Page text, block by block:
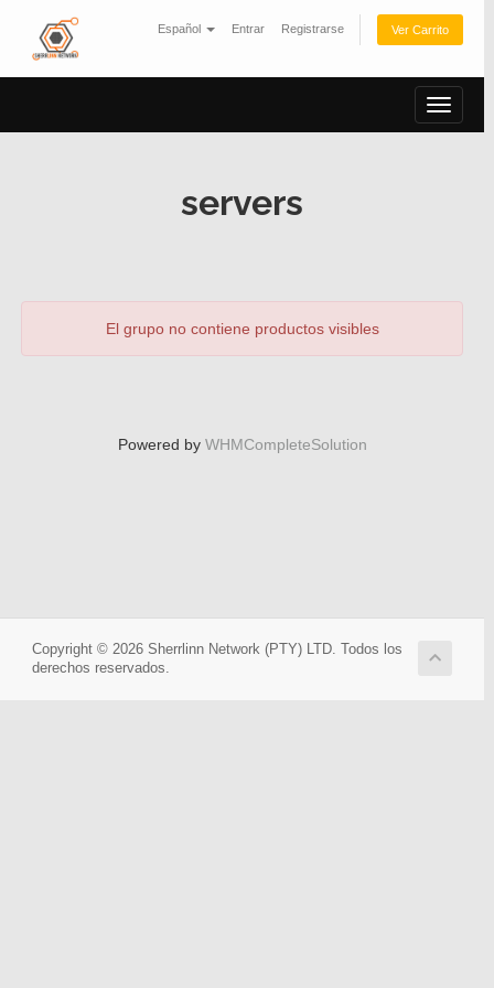
Español Entrar Registrarse Ver Carrito
servers
El grupo no contiene productos visibles
Powered by WHMCompleteSolution
Copyright © 2026 Sherrlinn Network (PTY) LTD. Todos los
derechos reservados.